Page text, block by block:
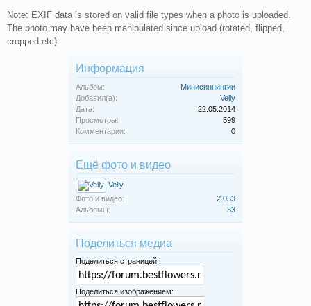
Note: EXIF data is stored on valid file types when a photo is uploaded.
The photo may have been manipulated since upload (rotated, flipped,
cropped etc).
Информация
Альбом:
Минисиннингии
Добавил(а):
Velly
Дата:
22.05.2014
Просмотры:
599
Комментарии:
0
Ещё фото и видео
Velly
Фото и видео:
2.033
Альбомы:
33
Поделиться медиа
Поделиться страницей:
Поделиться изображением: